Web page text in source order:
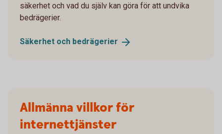
säkerhet och vad du själv kan göra för att undvika
bedrägerier.
Säkerhet och bedrägerier
Allmänna villkor för
internettjänster